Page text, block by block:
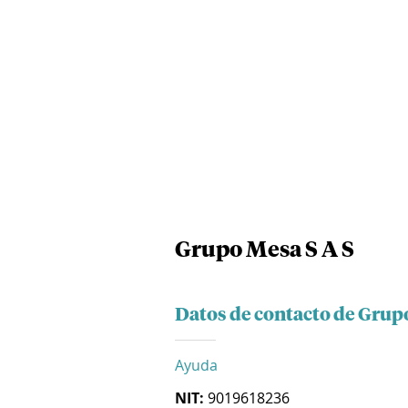
Grupo Mesa S A S
Datos de contacto de
Ayuda
NIT: 9019618236